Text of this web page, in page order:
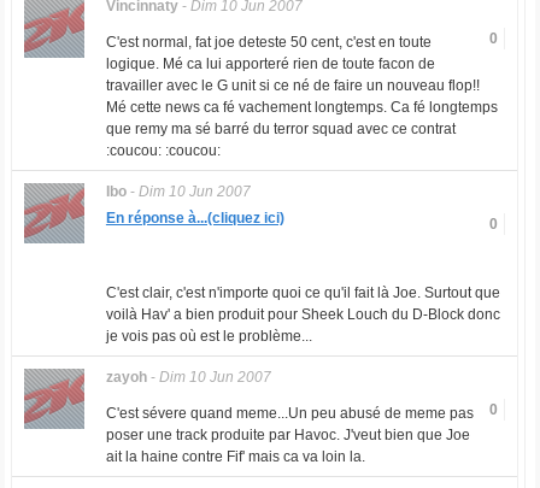
Vincinnaty- Dim 10 Jun 2007
0
C'est normal, fat joe deteste 50 cent, c'est en toute
logique. Mé ca lui apporteré rien de toute facon de
travailler avec le G unit si ce né de faire un nouveau flop!!
Mé cette news ca fé vachement longtemps. Ca fé longtemps
que remy ma sé barré du terror squad avec ce contrat
:coucou: :coucou:
Ibo- Dim 10 Jun 2007
0
En réponse à...(cliquez ici)
C'est clair, c'est n'importe quoi ce qu'il fait là Joe. Surtout que
voilà Hav' a bien produit pour Sheek Louch du D-Block donc
je vois pas où est le problème...
zayoh- Dim 10 Jun 2007
0
C'est sévere quand meme...Un peu abusé de meme pas
poser une track produite par Havoc. J'veut bien que Joe
ait la haine contre Fif' mais ca va loin la.